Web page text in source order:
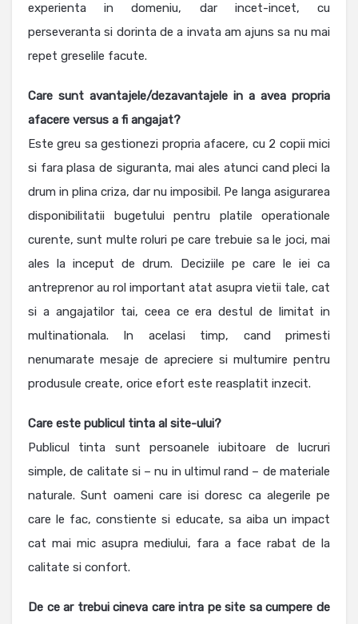
experienta in domeniu, dar incet-incet, cu
perseveranta si dorinta de a invata am ajuns sa nu mai
repet greselile facute.
Care sunt avantajele/dezavantajele in a avea propria
afacere versus a fi angajat?
Este greu sa gestionezi propria afacere, cu 2 copii mici
si fara plasa de siguranta, mai ales atunci cand pleci la
drum in plina criza, dar nu imposibil. Pe langa asigurarea
disponibilitatii bugetului pentru platile operationale
curente, sunt multe roluri pe care trebuie sa le joci, mai
ales la inceput de drum. Deciziile pe care le iei ca
antreprenor au rol important atat asupra vietii tale, cat
si a angajatilor tai, ceea ce era destul de limitat in
multinationala. In acelasi timp, cand primesti
nenumarate mesaje de apreciere si multumire pentru
produsule create, orice efort este reasplatit inzecit.
Care este publicul tinta al site-ului?
Publicul tinta sunt persoanele iubitoare de lucruri
simple, de calitate si – nu in ultimul rand – de materiale
naturale. Sunt oameni care isi doresc ca alegerile pe
care le fac, constiente si educate, sa aiba un impact
cat mai mic asupra mediului, fara a face rabat de la
calitate si confort.
De ce ar trebui cineva care intra pe site sa cumpere de